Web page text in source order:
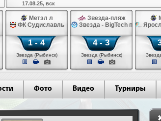
17.08.25, вск
Метэл л
ФК Судиславль
1 - 4
Звезда (Рыбинск)
Звезда-пляж
Звезда - BigTech п
4 - 3
Звезда (Рыбинск)
Фото Видео Турниры